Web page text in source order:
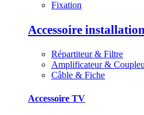
Fixation
Accessoire installation
Répartiteur & Filtre
Amplificateur &
Câble & Fiche
Accessoire TV